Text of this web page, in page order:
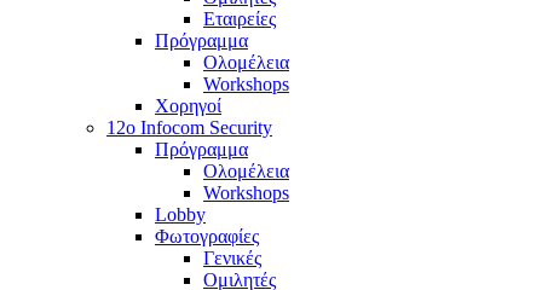
Εταιρείες
Πρόγραμμα
Ολομέλεια
Workshops
Χορηγοί
12o Infocom Security
Πρόγραμμα
Ολομέλεια
Workshops
Lobby
Φωτογραφίες
Γενικές
Ομιλητές